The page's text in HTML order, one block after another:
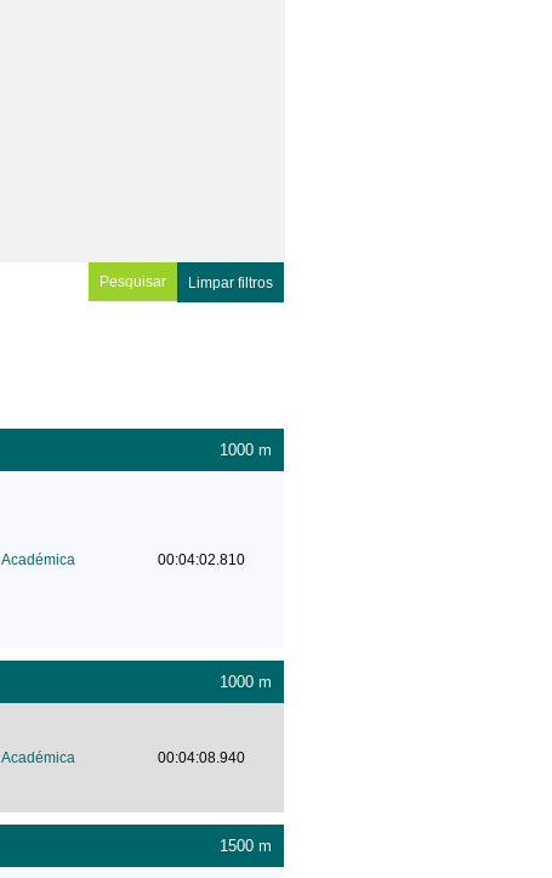
Limpar filtros
1000 m
Académica 00:04:02.810
1000 m
Académica 00:04:08.940
1500 m